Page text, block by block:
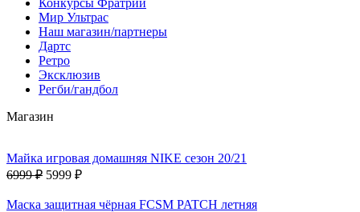
Мир Ультрас
Наш магазин/партнеры
Дартс
Ретро
Эксклюзив
Регби/гандбол
Магазин
Майка игровая домашняя NIKE сезон 20/21
6999 ₽ 5999 ₽
Маска защитная чёрная FCSM PATCH летняя